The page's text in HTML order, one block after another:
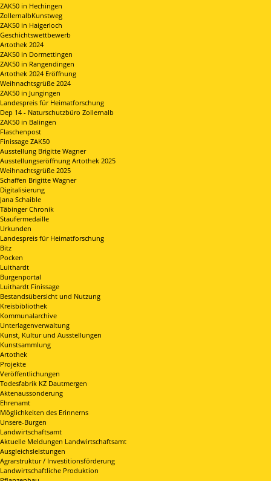
ZAK50 in Hechingen
ZollernalbKunstweg
ZAK50 in Haigerloch
Geschichtswettbewerb
Artothek 2024
ZAK50 in Dormettingen
ZAK50 in Rangendingen
Artothek 2024 Eröffnung
Weihnachtsgrüße 2024
ZAK50 in Jungingen
Landespreis für Heimatforschung
Dep 14 - Naturschutzbüro Zollernalb
ZAK50 in Balingen
Flaschenpost
Finissage ZAK50
Ausstellung Brigitte Wagner
Ausstellungseröffnung Artothek 2025
Weihnachtsgrüße 2025
Schaffen Brigitte Wagner
Digitalisierung
Jana Schaible
Täbinger Chronik
Staufermedaille
Urkunden
Landespreis für Heimatforschung
Bitz
Pocken
Luithardt
Burgenportal
Luithardt Finissage
Bestandsübersicht und Nutzung
Kreisbibliothek
Kommunalarchive
Unterlagenverwaltung
Kunst, Kultur und Ausstellungen
Kunstsammlung
Artothek
Projekte
Veröffentlichungen
Todesfabrik KZ Dautmergen
Aktenaussonderung
Ehrenamt
Möglichkeiten des Erinnerns
Unsere-Burgen
Landwirtschaftsamt
Aktuelle Meldungen Landwirtschaftsamt
Ausgleichsleistungen
Agrarstruktur / Investitionsförderung
Landwirtschaftliche Produktion